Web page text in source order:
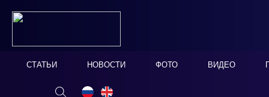
СТАТЬИ НОВОСТИ ФОТО ВИДЕО